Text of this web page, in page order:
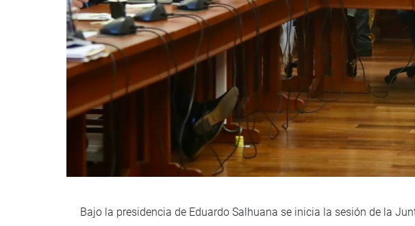
Bajo la presidencia de Eduardo Salhuana se inicia la sesión de la